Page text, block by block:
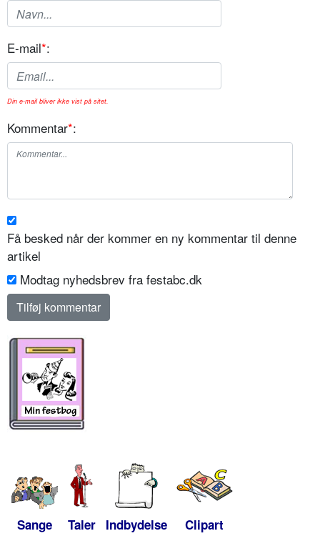
E-mail*:
Din e-mail bliver ikke vist på sitet.
Kommentar*:
Få besked når der kommer en ny kommentar til denne
artikel
Modtag nyhedsbrev fra festabc.dk
Sange Taler Indbydelse Clipart